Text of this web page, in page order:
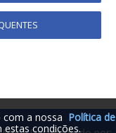
com a nossa Política de
estas condições.